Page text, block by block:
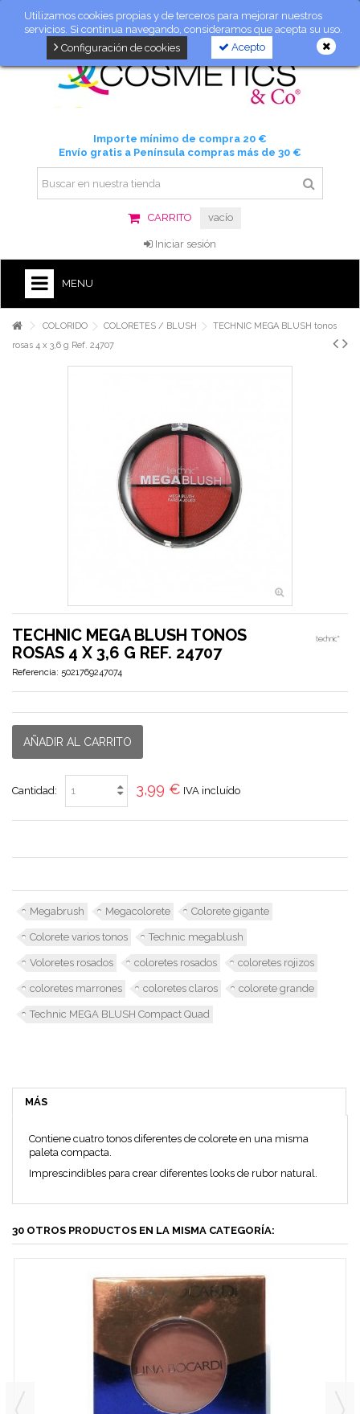
Utilizamos cookies propias y de terceros para mejorar nuestros
servicios. Si continua navegando, consideramos que acepta su uso.
Acepto
Configuración de cookies
Importe mínimo de compra 20 €
Envío gratis a Península compras más de 30 €
CARRITO vacío
Iniciar sesión
MENU
COLORIDO COLORETES / BLUSH
TECHNIC MEGA BLUSH tonos
rosas 4 x 3,6 g Ref. 24707
TECHNIC MEGA BLUSH TONOS
ROSAS 4 X 3,6 G REF. 24707
Referencia: 5021769247074
AÑADIR AL CARRITO
Cantidad: 3,99 € IVA incluído
Megabrush Megacolorete Colorete gigante
Colorete varios tonos Technic megablush
Voloretes rosados coloretes rosados coloretes rojizos
coloretes marrones coloretes claros colorete grande
Technic MEGA BLUSH Compact Quad
MÁS
Contiene cuatro tonos diferentes de colorete en una misma
paleta compacta.
Imprescindibles para crear diferentes looks de rubor natural.
30 OTROS PRODUCTOS EN LA MISMA CATEGORÍA: